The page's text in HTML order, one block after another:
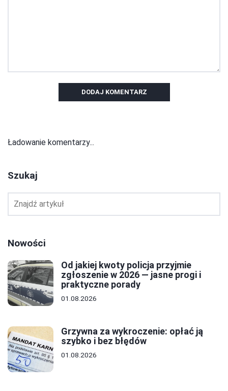
DODAJ KOMENTARZ
Ładowanie komentarzy...
Szukaj
Nowości
Od jakiej kwoty policja przyjmie
zgłoszenie w 2026 — jasne progi i
praktyczne porady
01.08.2026
Grzywna za wykroczenie: opłać ją
szybko i bez błędów
01.08.2026